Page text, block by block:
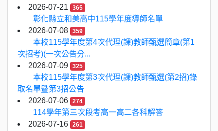
2026-07-21
365
彰化縣立和美高中115學年度導師名單
2026-07-08
359
本校115學年度第4次代理(課)教師甄選簡章(第1
次招考)(一次公告分...
2026-07-09
325
本校115學年度第3次代理(課)教師甄選(第2招)錄
取名單暨第3招公告
2026-07-06
274
114學年第三次段考高一高二各科解答
2026-07-16
261